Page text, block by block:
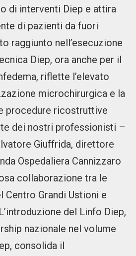
di interventi Diep e attira
di pazienti da fuori
raggiunto nell’esecuzione
Diep, ora anche per il
riflette l’elevato
microchirurgica e la
procedure ricostruttive
dei nostri professionisti –
Giuffrida, direttore
Ospedaliera Cannizzaro
collaborazione tra le
Centro Grandi Ustioni e
del Linfo Diep,
nazionale nel volume
consolida il